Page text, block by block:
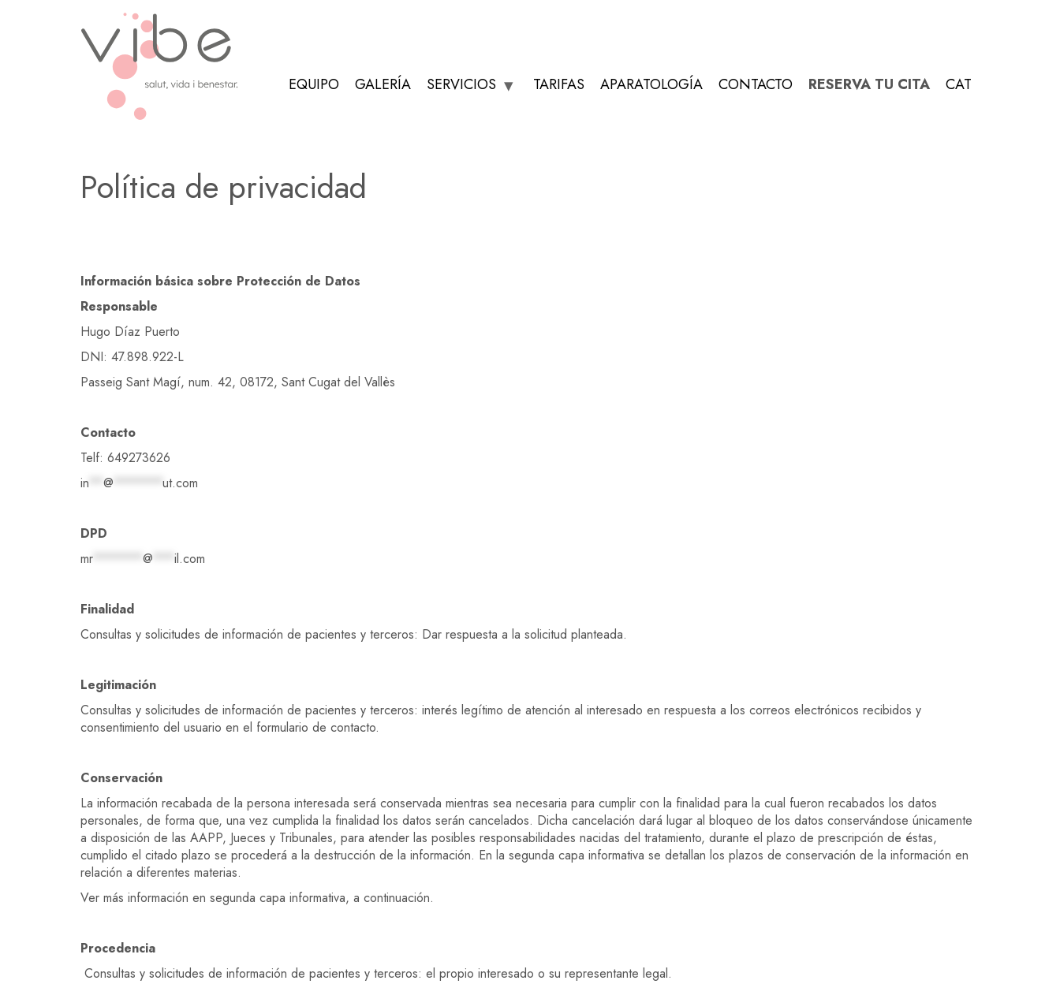
EQUIPO GALERÍA SERVICIOS TARIFAS APARATOLOGÍA CONTACTO RESERVA TU CITA CAT
Política de privacidad
Información básica sobre Protección de Datos
Responsable
Hugo Díaz Puerto
DNI: 47.898.922-L
Passeig Sant Magí, num. 42, 08172, Sant Cugat del Vallès
Contacto
Telf: 649273626
in
@ ut.com
DPD
mr
@ il.com
Finalidad
Consultas y solicitudes de información de pacientes y terceros: Dar respuesta a la solicitud planteada.
Legitimación
Consultas y solicitudes de información de pacientes y terceros: interés legítimo de atención al interesado en respuesta a los correos electrónicos recibidos y
consentimiento del usuario en el formulario de contacto.
Conservación
La información recabada de la persona interesada será conservada mientras sea necesaria para cumplir con la finalidad para la cual fueron recabados los datos
personales, de forma que, una vez cumplida la finalidad los datos serán cancelados. Dicha cancelación dará lugar al bloqueo de los datos conservándose únicamente
a disposición de las AAPP, Jueces y Tribunales, para atender las posibles responsabilidades nacidas del tratamiento, durante el plazo de prescripción de éstas,
cumplido el citado plazo se procederá a la destrucción de la información. En la segunda capa informativa se detallan los plazos de conservación de la información en
relación a diferentes materias.
Ver más información en segunda capa informativa, a continuación.
Procedencia
Consultas y solicitudes de información de pacientes y terceros: el propio interesado o su representante legal.